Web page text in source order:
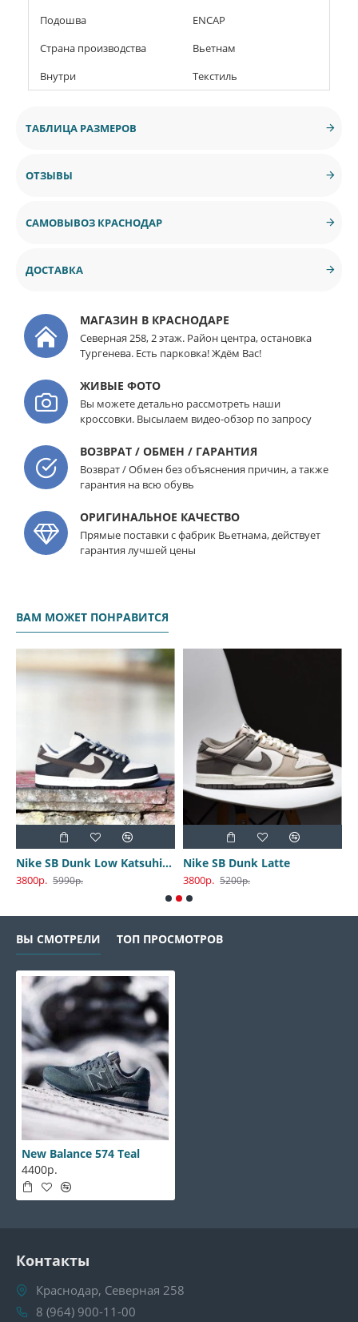
Подошва
ENCAP
Страна производства
Вьетнам
Внутри
Текстиль
ТАБЛИЦА РАЗМЕРОВ
ОТЗЫВЫ
САМОВЫВОЗ КРАСНОДАР
ДОСТАВКА
МАГАЗИН В КРАСНОДАРЕ
Северная 258, 2 этаж. Район центра, остановка
Тургенева. Есть парковка! Ждём Вас!
ЖИВЫЕ ФОТО
Вы можете детально рассмотреть наши
кроссовки. Высылаем видео-обзор по запросу
ВОЗВРАТ / ОБМЕН / ГАРАНТИЯ
Возврат / Обмен без объяснения причин, а также
гарантия на всю обувь
ОРИГИНАЛЬНОЕ КАЧЕСТВО
Прямые поставки с фабрик Вьетнама, действует
гарантия лучшей цены
ВАМ МОЖЕТ ПОНРАВИТСЯ
Nike SB Dunk Low Katsuhiro Otomo
3800р. 5990р.
Nike SB Dunk Latte
3800р. 5200р.
ВЫ СМОТРЕЛИ ТОП ПРОСМОТРОВ
New Balance 574 Teal
4400р.
Контакты
Краснодар, Северная 258
8 (964) 900-11-00